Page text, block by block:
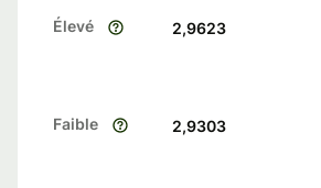
Élevé 2,9623
Faible 2,9303